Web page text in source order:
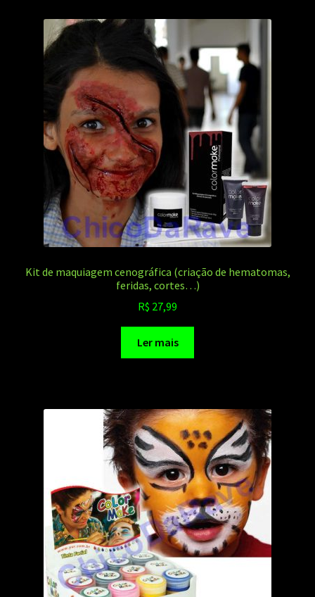
Kit de maquiagem cenográfica (criação de hematomas,
feridas, cortes…)
R$ 27,99
Ler mais